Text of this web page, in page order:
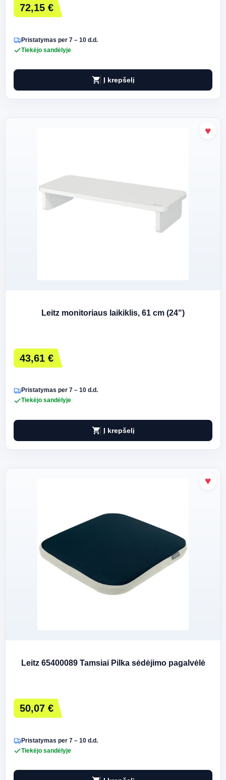
72,15 €
Pristatymas per 7 – 10 d.d.
Tiekėjo sandėlyje
shopping_cart Į krepšelį
Leitz monitoriaus laikiklis, 61 cm (24")
43,61 €
Pristatymas per 7 – 10 d.d.
Tiekėjo sandėlyje
shopping_cart Į krepšelį
Leitz 65400089 Tamsiai Pilka sėdėjimo pagalvėlė
50,07 €
Pristatymas per 7 – 10 d.d.
Tiekėjo sandėlyje